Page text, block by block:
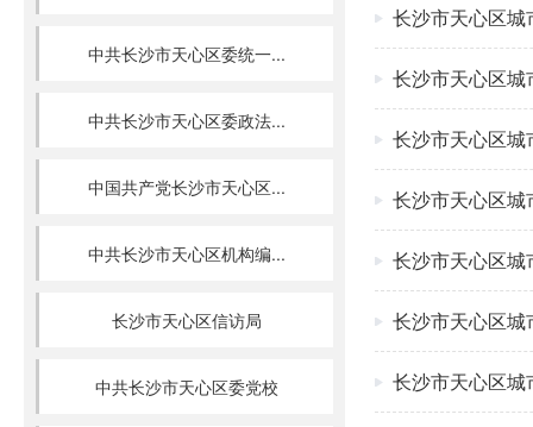
中共长沙市天心区委统一...
中共长沙市天心区委政法...
中国共产党长沙市天心区...
中共长沙市天心区机构编...
长沙市天心区信访局
中共长沙市天心区委党校
长沙市天心区
长沙市天心区
长沙市天心区
长沙市天心区
长沙市天心区
长沙市天心区
长沙市天心区